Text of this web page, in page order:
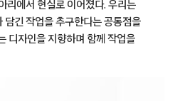
리에서 현실로 이어졌다. 우리는
담긴 작업을 추구한다는 공통점을
디자인을 지향하며 함께 작업을